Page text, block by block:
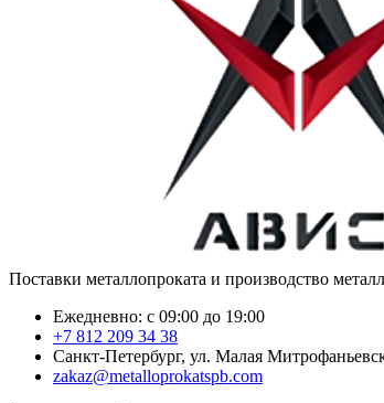
Поставки металлопроката и производство
Ежедневно: с 09:00 до 19:00
+7 812 209 34 38
Санкт-Петербург, ул. Малая
zakaz@metalloprokatspb.com